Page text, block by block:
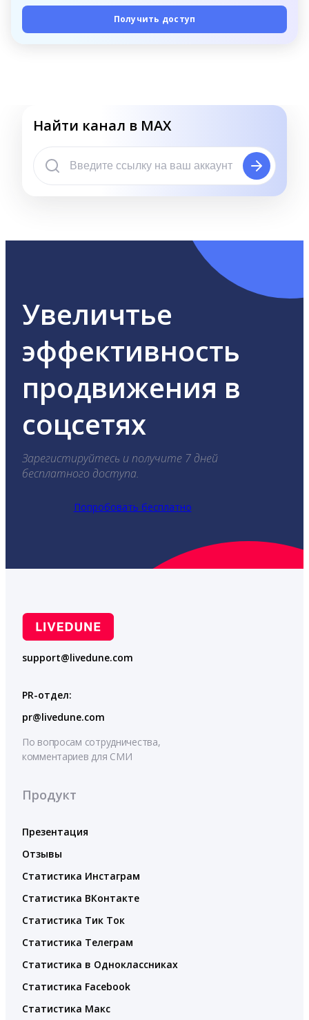
Получить доступ
Найти канал в MAX
Увеличтье
эффективность
продвижения в
соцсетях
Зарегистируйтесь и получите 7 дней
бесплатного доступа.
Попробовать бесплатно
support@livedune.com
PR-отдел:
pr@livedune.com
По вопросам сотрудничества,
комментариев для СМИ
Продукт
Презентация
Отзывы
Статистика Инстаграм
Статистика ВКонтакте
Статистика Тик Ток
Статистика Телеграм
Статистика в Одноклассниках
Статистика Facebook
Статистика Макс